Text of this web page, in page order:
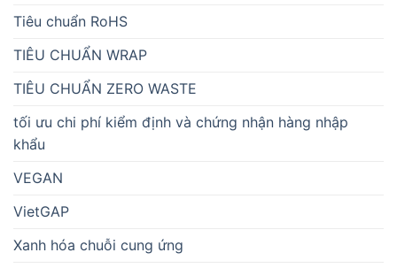
Tiêu chuẩn RoHS
TIÊU CHUẨN WRAP
TIÊU CHUẨN ZERO WASTE
tối ưu chi phí kiểm định và chứng nhận hàng nhập
khẩu
VEGAN
VietGAP
Xanh hóa chuỗi cung ứng